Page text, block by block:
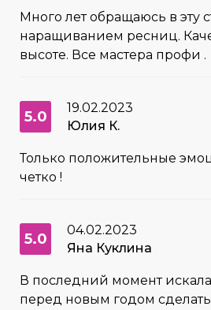
Много лет обращаюсь в эту
наращиванием ресниц.
высоте. Все мастера профи .
5.0
19.02.2023
Юлия К.
Только положительные
четко !
5.0
04.02.2023
Яна Куклина
В последний момент
перед новым годом